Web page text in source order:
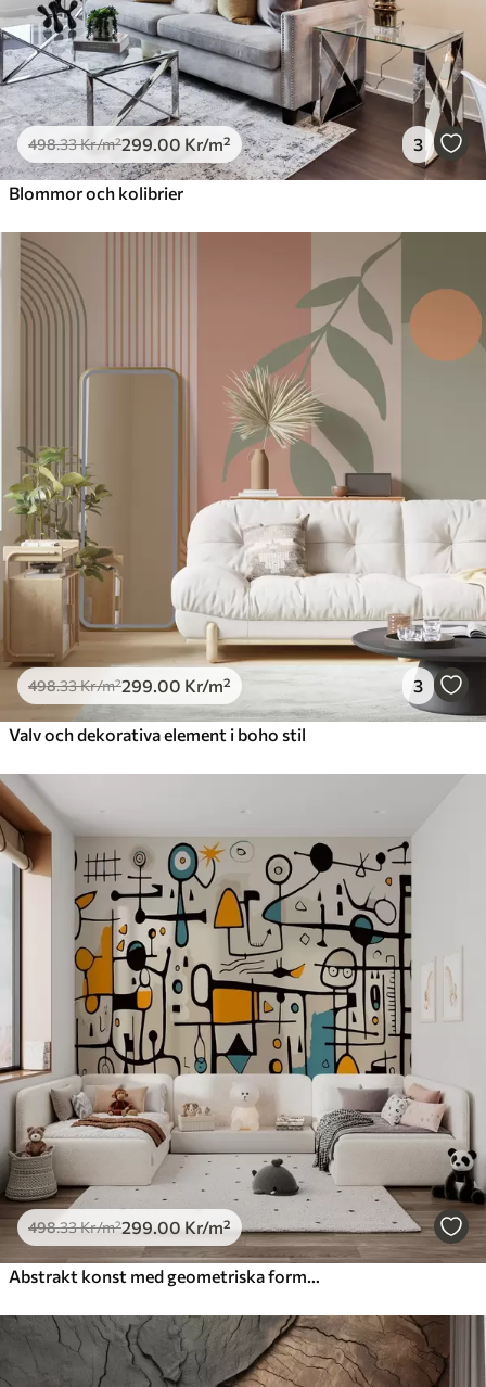
498.33Kr/m²299 .00 Kr/m² 3
Blommor och kolibrier
498.33Kr/m²299 .00 Kr/m² 3
Valv och dekorativa element i boho stil
498.33Kr/m²299.00 Kr/m²